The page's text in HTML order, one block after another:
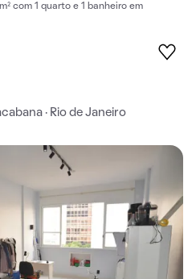
com 1 quarto e 1 banheiro em
· Rio de Janeiro